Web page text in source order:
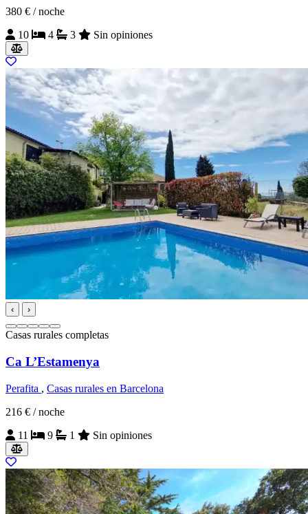
380 € / noche
10
4 3 Sin opiniones
‹ ›
Casas rurales completas
Ca L’Estamenya
Perafita , Casas rurales en Barcelona
216 € / noche
11
9 1 Sin opiniones